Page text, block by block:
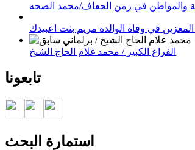
والمواطن في زمن الجفاف/محمد الصحه
في وفاة الوالدة مريم بنت اعبيدك
الفراغ الكبير / محمد غلام الحاج الشيخ
تابعونا
استمارة البحث